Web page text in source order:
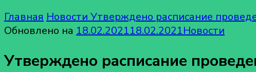
Главная Новости Утверждено расписание
Обновлено на 18.02.202118.02.2021Новости
Утверждено расписание